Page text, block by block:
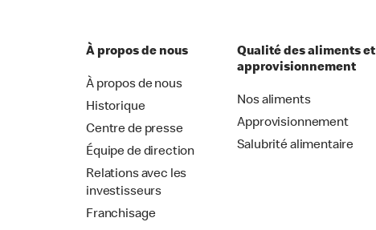
À propos de nous
À propos de nous
Historique
Centre de presse
Équipe de direction
Relations avec les
investisseurs
Franchisage
Qualité des aliments et
approvisionnement
Nos aliments
Approvisionnement
Salubrité alimentaire